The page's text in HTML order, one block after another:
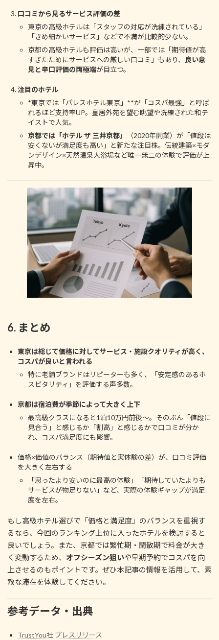
口コミから見るサービス評価の差
東京の高級ホテルは「スタッフの対応が洗練されている」
「きめ細かいサービス」などで不満が比較的少ない。
京都の高級ホテルも評価は高いが、一部では「期待値が高
すぎたためにサービスへの厳しい口コミ」もあり、
良い意
見と辛口評価の両極端が目立つ。
注目のホテル
*東京では「パレスホテル東京」**が「コスパ最強」と呼ば
れるほど支持率UP。皇居外苑を望む眺望や洗練された和テ
イストで人気。
京都では「ホテル ザ 三井京都」
（2020年開業）が「値段は
安くないが満足度も高い」と新たな注目株。伝統建築×モダ
ンデザイン×天然温泉大浴場など唯一無二の体験で評価が上
昇中。
6. まとめ
東京は総じて価格に対してサービス・施設クオリティが高く、
コスパが良いと言われる
特に老舗ブランドはリピーターも多く、「安定感のあるホ
スピタリティ」を評価する声多数。
京都は宿泊費が季節によって大きく上下
最高級クラスになると1泊10万円前後～。そのぶん「値段に
見合う」と感じるか「割高」と感じるかで口コミが分か
れ、コスパ満足度にも影響。
価格×価値のバランス（期待値と実体験の差）が、口コミ評価
を大きく左右する
「思ったより安いのに最高の体験」「期待していたよりも
サービスが物足りない」など、実際の体験ギャップが満足
度を左右。
もし高級ホテル選びで「価格と満足度」のバランスを重視す
るなら、今回のランキング上位に入ったホテルを検討すると
良いでしょう。また、京都では繁忙期・閑散期で料金が大き
く変動するため、 オフシーズン狙いや早期予約でコスパを向
上させるのもポイントです。ぜひ本記事の情報を活用して、素
敵な滞在を体験してください。
参考データ・出典
TrustYou社 プレスリリース